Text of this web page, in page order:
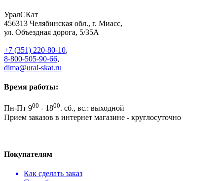
УралСКат
456313 Челябинская обл., г. Миасс,
ул. Объездная дорога, 5/35А
+7 (351) 220-80-10,
8-800-505-90-66,
dima@ural-skat.ru
Время работы:
Пн-Пт 900 - 1800. сб., вс.: выходной
Прием заказов в интернет магазине - круглосуточно
Покупателям
Как сделать заказ